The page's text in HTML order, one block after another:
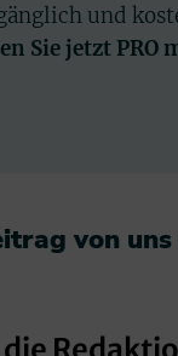
und
Sie jetzt PRO
von